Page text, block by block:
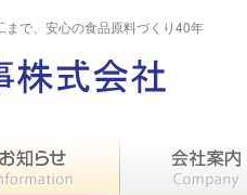
で、安心の食品原料づくり40年